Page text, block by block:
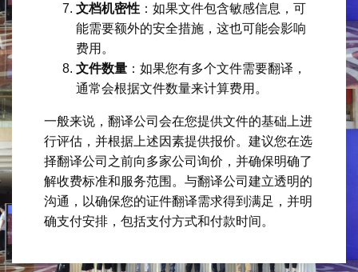
文档机密性 ：如果文件包含敏感信息，可
能需要额外的安全措施，这也可能会影响
费用。
文件数量 ：如果您有多个文件需要翻译，
通常会根据文件数量来计算费用。
一般来说，翻译公司会在您提供文件的基础上进
行评估，并根据上述因素提供报价。建议您在选
择翻译公司之前向多家公司询价，并确保明确了
解收费标准和服务范围。与翻译公司建立透明的
沟通，以确保您的证件翻译需求得到满足，并明
确支付安排，包括支付方式和付款时间。